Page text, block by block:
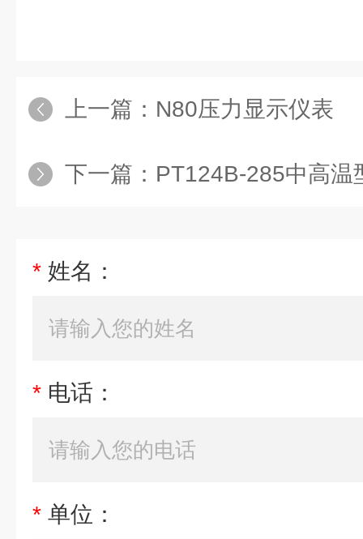
上一篇： N80压力显示仪表
下一篇： PT124B-285中高温
* 姓名：
* 电话：
* 单位：